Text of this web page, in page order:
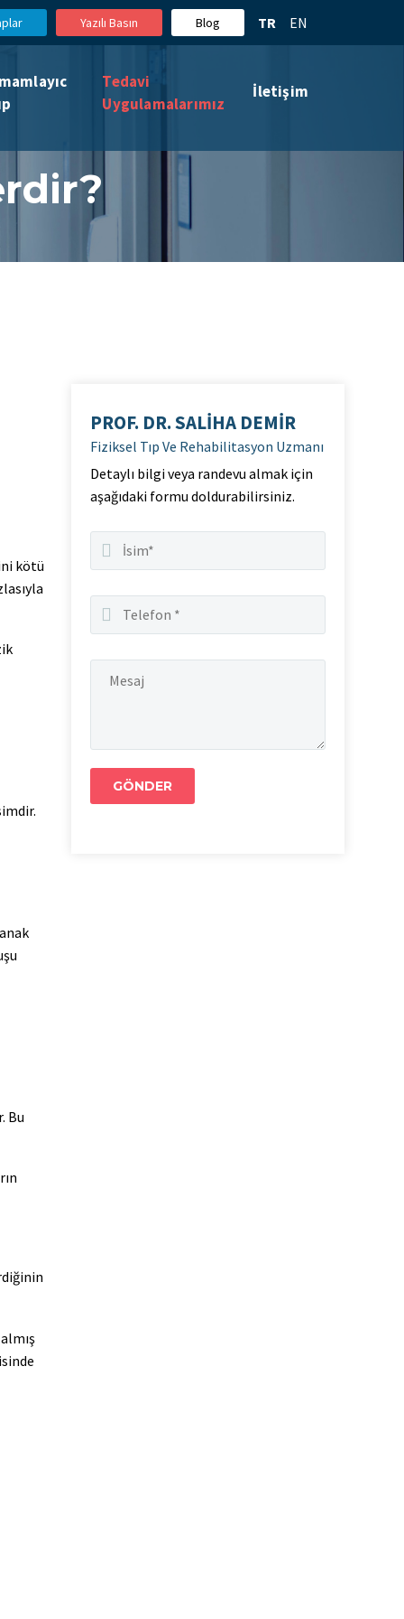
Yazılı Basın Blog TR EN
Tedavi
Uygulamalarımız
İletişim
kötü
Bu
PROF. DR. SALIHA DEMIR
Fiziksel Tıp Ve Rehabilitasyon Uzmanı
Detaylı bilgi veya randevu almak için
aşağıdaki formu doldurabilirsiniz.